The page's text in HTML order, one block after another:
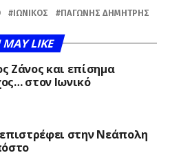
ΙΩΝΙΚΌΣ ΠΑΓΏΝΗΣ ΔΗΜΉΤΡΗΣ
MAY LIKE
Ζάνος και επίσημα
στον Ιωνικό
στην Νεάπολη